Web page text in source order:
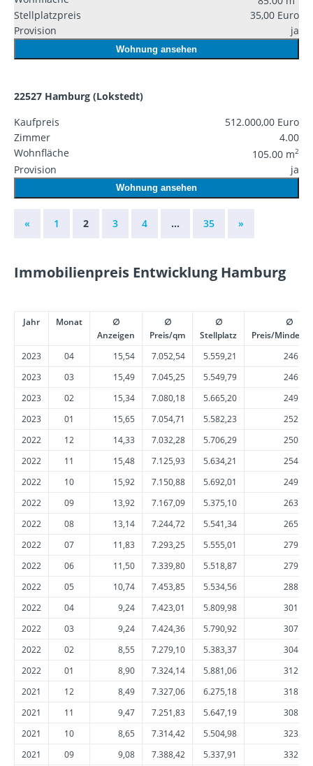
Stellplatzpreis
35,00 Euro
Provision
ja
Wohnung ansehen
22527 Hamburg (Lokstedt)
Kaufpreis
512.000,00 Euro
Zimmer
4.00
Wohnfläche
105.00 m2
Provision ja
Wohnung ansehen
« 1 2 3 4 … 35 »
Immobilienpreis Entwicklung Hamburg
Jahr Monat
∅
Anzeigen
∅
Preis/qm
∅
Stellplatz
∅
Preis/
2023
04 15,54 7.052,54 5.559,21
2023
03 15,49 7.045,25 5.549,79
2023
02 15,34 7.080,18 5.665,20
2023
01 15,65 7.054,71 5.582,23
2022
12 14,33 7.032,28 5.706,29
2022
11 15,48 7.125,93 5.634,21
2022
10 15,92 7.150,88 5.692,01
2022
09 13,92 7.167,09 5.375,10
2022
08 13,14 7.244,72 5.541,34
2022
07 11,83 7.293,25 5.555,01
2022
06 11,50 7.339,80 5.518,87
2022
05 10,74 7.453,85 5.534,56
2022
04 9,24 7.423,01 5.809,98
2022
03 9,24 7.424,36 5.790,92
2022
02 8,55 7.279,10 5.383,37
2022
01 8,90 7.324,14 5.881,06
2021
12 8,49 7.327,06 6.275,18
2021
11 9,47 7.251,83 5.647,19
2021
10 8,65 7.314,42 5.504,98
2021
09 9,08 7.388,42 5.337,91